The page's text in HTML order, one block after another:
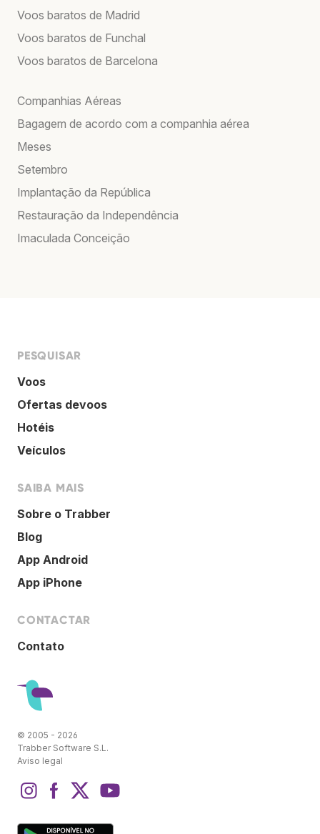
Voos baratos de Madrid
Voos baratos de Funchal
Voos baratos de Barcelona
Companhias Aéreas
Bagagem de acordo com a companhia aérea
Meses
Setembro
Implantação da República
Restauração da Independência
Imaculada Conceição
PESQUISAR
Voos
Ofertas devoos
Hotéis
Veículos
SAIBA MAIS
Sobre o Trabber
Blog
App Android
App iPhone
CONTACTAR
Contato
© 2005 - 2026
Trabber Software S.L.
Aviso legal